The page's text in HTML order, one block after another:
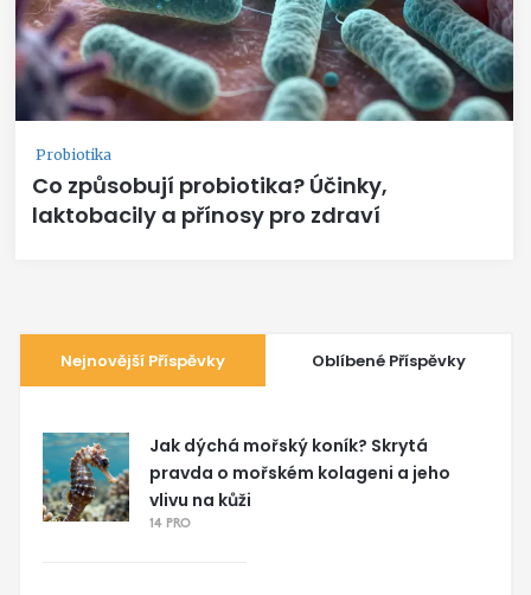
Probiotika
Co způsobují probiotika? Účinky,
laktobacily a přínosy pro zdraví
Nejnovější Příspěvky Oblíbené Příspěvky
Jak dýchá mořský koník? Skrytá
pravda o mořském kolageni a jeho
vlivu na kůži
14 PRO